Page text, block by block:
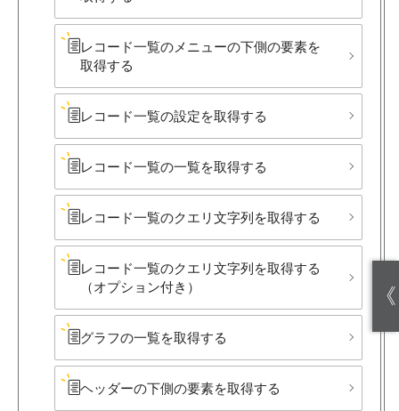
レコード一覧の​メニューの​下側の​要素を​
取得する
レコード一覧の​設定を​取得する
レコード一覧の​一覧を​取得する
レコード一覧の​クエリ文字列を​取得する
レコード一覧の​クエリ文字列を​取得する​
（オプション付き）
グラフの​一覧を​取得する
ヘッダーの​下側の​要素を​取得する
《